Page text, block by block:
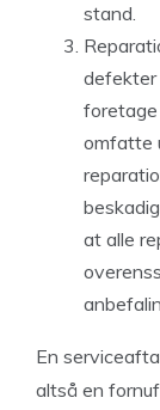
stand.
defekter
omfatte
at alle
En
altså en